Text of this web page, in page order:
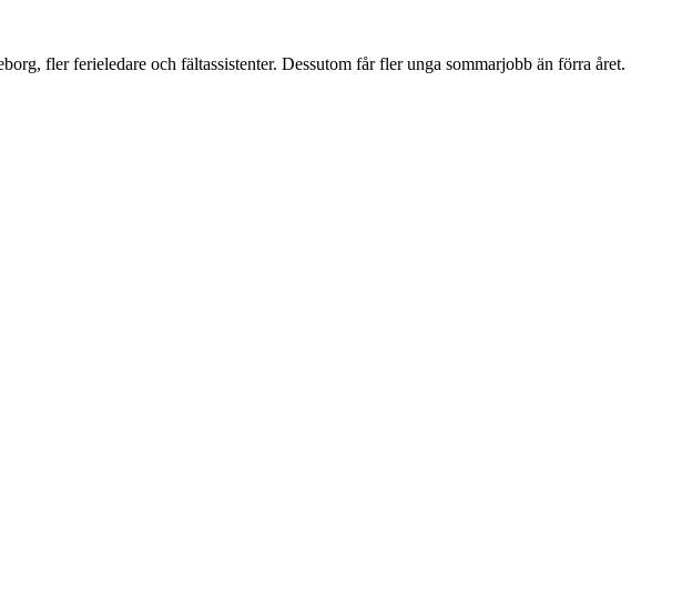
fler ferieledare och fältassistenter. Dessutom får fler unga sommarjobb än förra året.